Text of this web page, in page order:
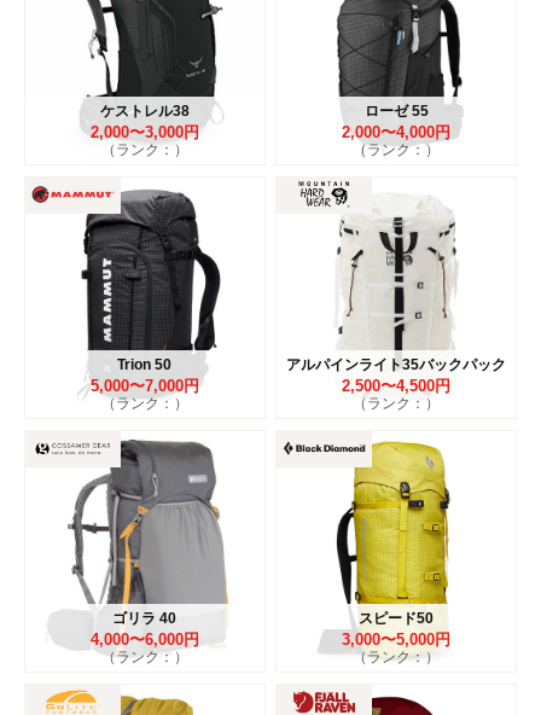
ケストレル38
2,000〜3,000円
（ランク：）
ローゼ 55
2,000〜4,000円
（ランク：）
Trion 50
5,000〜7,000円
（ランク：）
アルパインライト35バックパック
2,500〜4,500円
（ランク：）
ゴリラ 40
4,000〜6,000円
（ランク：）
スピード50
3,000〜5,000円
（ランク：）